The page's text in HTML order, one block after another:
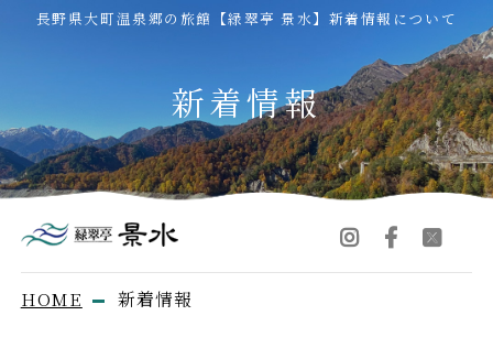
長野県大町温泉郷の旅館【緑翠亭 景水】新着情報について
新着情報
HOME 新着情報